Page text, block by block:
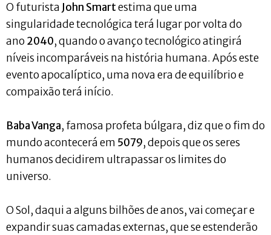
O futurista John Smartestima que uma
singularidade tecnológica terá lugar por volta do
ano 2040, quando o avanço tecnológico atingirá
níveis incomparáveis na história humana. Após este
evento apocalíptico, uma nova era de equilíbrio e
compaixão terá início.
Baba Vanga, famosa profeta búlgara, diz que o fim do
mundo acontecerá em 5079, depois que os seres
humanos decidirem ultrapassar os limites do
universo.
O Sol, daqui a alguns bilhões de anos, vai começar e
expandir suas camadas externas, que se estenderão